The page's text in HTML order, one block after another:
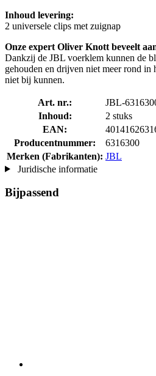
Inhoud levering:
2 universele clips met zuignap
Onze expert Oliver Knott beveelt
Dankzij de JBL voerklem kunnen de
gehouden en drijven niet meer rond in
niet bij kunnen.
Art. nr.:
JBL-
Inhoud:
2 stuks
EAN:
Producentnummer:
6316300
Merken (Fabrikanten): JBL
Juridische informatie
Bijpassend